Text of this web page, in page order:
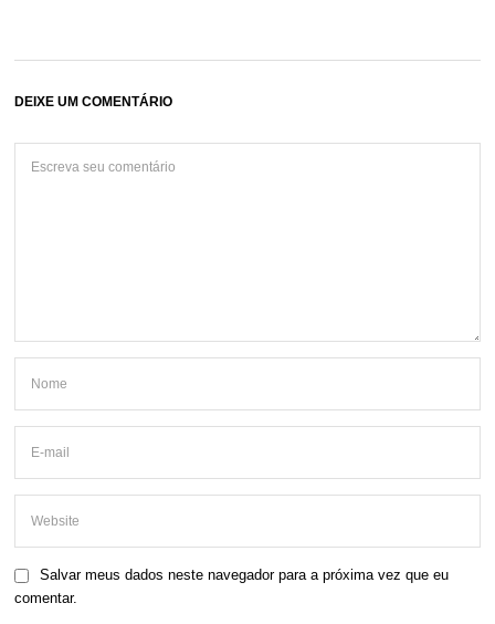
DEIXE UM COMENTÁRIO
Salvar meus dados neste navegador para a próxima vez que eu
comentar.